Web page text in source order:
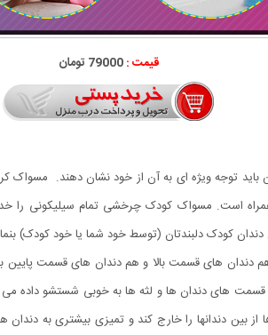
قیمت :79000 تومان
توجه ویژه ای به آن از خود نشان دهند. مسواک
است. مسواک کودک چرخشی تمام سیلیکونی را
کودک دلبندتان (توسط خود شما یا خود کودک)
دندان های قسمت بالا و هم دندان های قسمت
قسمت های دندان ها و لثه ها به خوبی شستشو
دندانها را خارج کند و تمیزی بیشتری به